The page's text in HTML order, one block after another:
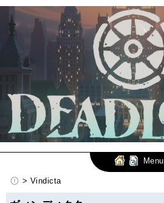
Menu
> Vindicta